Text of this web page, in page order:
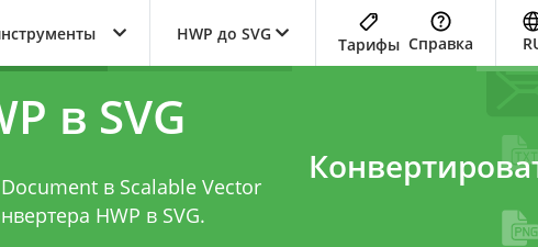
HWP до SVG
Тарифы Справка
в SVG
в Scalable Vector
HWP в SVG.